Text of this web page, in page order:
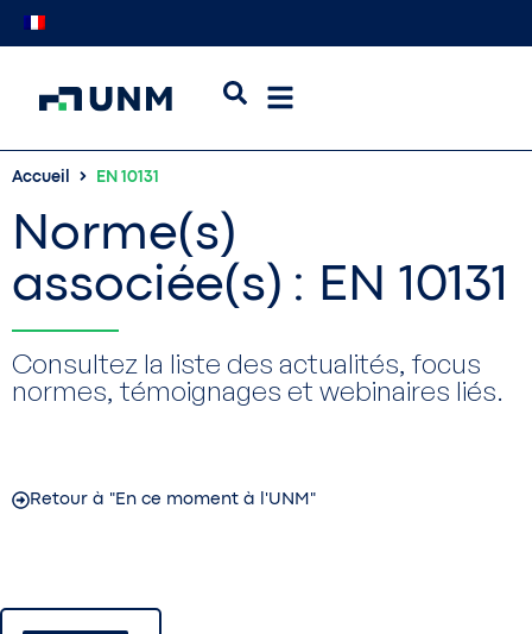
Accueil EN 10131
Norme(s)
associée(s) : EN 10131
Consultez la liste des actualités, focus
normes, témoignages et webinaires liés.
Retour à "En ce moment à l'UNM"